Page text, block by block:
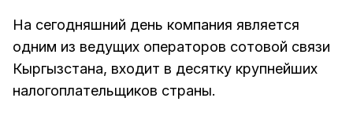
На сегодняшний день компания является
одним из ведущих операторов сотовой связи
Кыргызстана, входит в десятку крупнейших
налогоплательщиков страны.